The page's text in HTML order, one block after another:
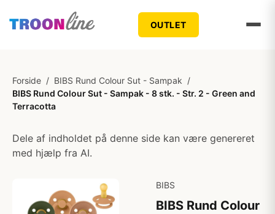
OUTLET
Forside / BIBS Rund Colour Sut - Sampak /
BIBS Rund Colour Sut - Sampak - 8 stk. - Str. 2 - Green and
Terracotta
Dele af indholdet på denne side kan være genereret
med hjælp fra AI.
BIBS
BIBS Rund Colour